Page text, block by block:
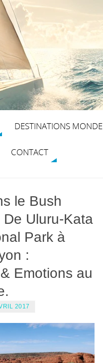
DESTINATIONS MONDE
CONTACT
le Bush
Uluru-Kata
Park à
:
Emotions au
2017